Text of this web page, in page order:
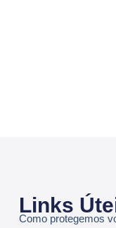
Links
Como protegemos